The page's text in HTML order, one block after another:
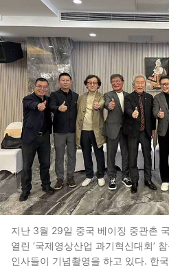
지난 3월 29일 중국 베이징 중관촌
열린 ‘국제영상산업 과기혁신대회’
인사들이 기념촬영을 하고 있다. 한